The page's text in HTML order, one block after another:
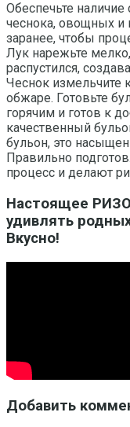
Обеспечьте
чеснока, овощных и
заранее, чтобы
Лук нарежьте
распустился,
Чеснок измельчите
обжаре. Готовьте
горячим и готов к
качественный
бульон, это
Правильно
процесс и делают
Настоящее
удивлять
Вкусно!
Добавить